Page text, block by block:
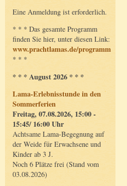
Eine Anmeldung ist erforderlich.
* * * Das gesamte Programm
finden Sie hier, unter diesen Link:
www.prachtlamas.de/programm
* * *
* * * August 2026 * * *
Lama-Erlebnisstunde in den
Sommerferien
Freitag, 07.08.2026, 15:00 -
15:45/ 16:00 Uhr
Achtsame Lama-Begegnung auf
der Weide für Erwachsene und
Kinder ab 3 J.
Noch 6 Plätze frei (Stand vom
03.08.2026)